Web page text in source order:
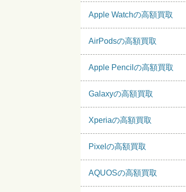
Apple Watchの高額買取
AirPodsの高額買取
Apple Pencilの高額買取
Galaxyの高額買取
Xperiaの高額買取
Pixelの高額買取
AQUOSの高額買取